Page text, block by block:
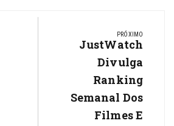
PRÓXIMO
Next
Post:
JustWatch
Divulga
Ranking
Semanal Dos
Filmes E